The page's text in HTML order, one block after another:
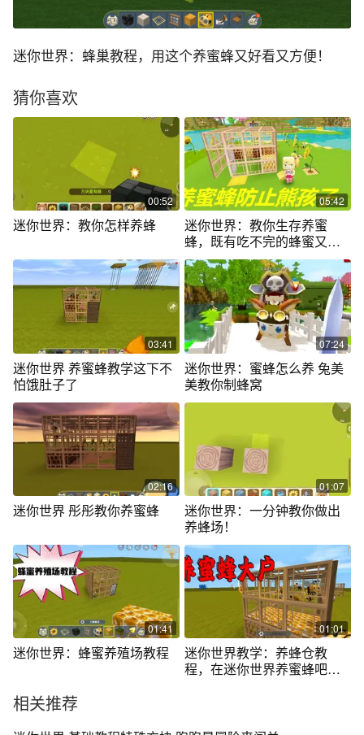
迷你世界：蜂巢教程，用这个养蜜蜂又好看又方便！
猜你喜欢
00:52
迷你世界：教你怎样养蜂
05:42
迷你世界：教你生存养蜜
蜂，既有吃不完的蜂蜜又可
以防止熊孩子。
03:41
迷你世界 养蜜蜂教学这下不
怕饿肚子了
07:24
迷你世界：蜜蜂怎么养 兔美
美教你制蜂窝
02:16
迷你世界 彤彤教你养蜜蜂
01:07
迷你世界：一分钟教你做出
养蜂场！
01:41
迷你世界：蜂蜜养殖场教程
01:01
迷你世界教学：养蜂仓教
程，在迷你世界养蜜蜂吧，
相关推荐